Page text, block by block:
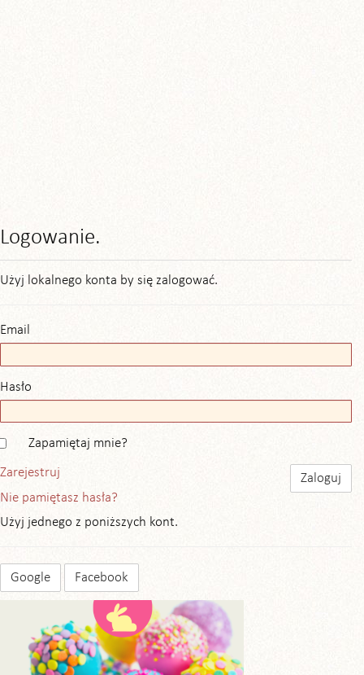
Logowanie.
Użyj lokalnego konta by się zalogować.
Email
Hasło
Zapamiętaj mnie?
Zarejestruj
Nie pamiętasz hasła?
Użyj jednego z poniższych kont.
Google Facebook